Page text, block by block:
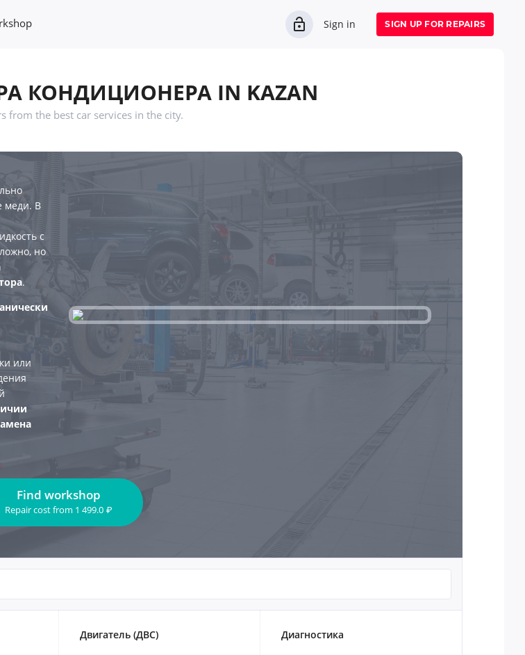
Sign in SIGN UP FOR REPAIRS
КОНДИЦИОНЕРА IN KAZAN
from the best car services in the city.
меди. В
с
но
.
или
Find workshop
Repair costfrom 1 499.0 ₽
Двигатель (ДВС) Диагностика